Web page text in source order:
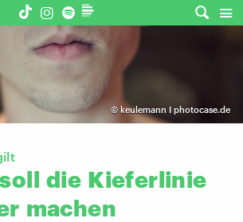
© keulemann I photocase.de
soll die Kieferlinie
machen